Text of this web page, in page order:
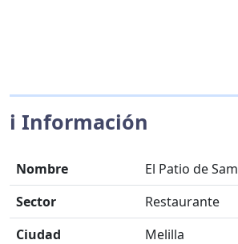
ℹ️ Información
Nombre
El Patio de
Sector
Restaurante
Ciudad
Melilla